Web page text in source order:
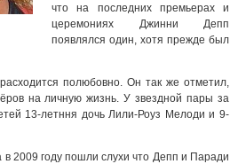
что на последних премьерах и
церемониях Джинни Депп
появлялся один, хотя прежде был
полюбовно. Он так же отметил,
на личную жизнь. У звездной пары за
13-летння дочь Лили-Роуз Мелоди и 9-
в 2009 году пошли слухи что Депп и Паради